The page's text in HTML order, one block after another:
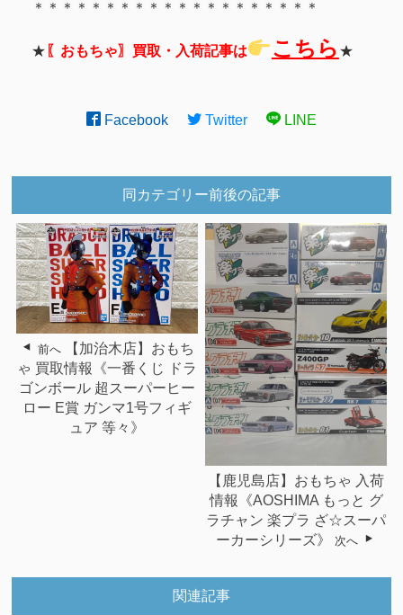
＊＊＊＊＊＊＊＊＊＊＊＊＊＊＊＊＊＊＊＊
★ 〖おもちゃ〗買取・入荷記事は こちら ★
Facebook Twitter LINE
同カテゴリー前後の記事
前へ
【加治木店】おもち
ゃ 買取情報《一番くじ ドラ
ゴンボール 超スーパーヒー
ロー E賞 ガンマ1号フィギ
ュア 等々》
【鹿児島店】おもちゃ 入荷
情報《AOSHIMA もっと グ
ラチャン 楽プラ ざ☆スーパ
ーカーシリーズ》
次へ
関連記事